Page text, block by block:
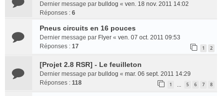
Dernier message par bulldog « ven. 18 nov. 2011 14:02
Réponses : 6
Pneus circuits en 16 pouces
Dernier message par Flyer « ven. 07 oct. 2011 09:53
Réponses : 17 1 2
[Projet 2.8 RSR] - Le feuilleton
Dernier message par bulldog « mar. 06 sept. 2011 14:29
Réponses : 118 1 5 6 7 8